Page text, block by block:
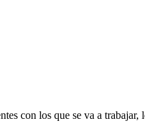
con los que se va a